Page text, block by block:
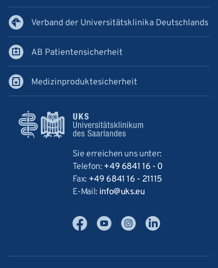
Verband der Universitätsklinika Deutschlands
AB Patientensicherheit
Medizinproduktesicherheit
Sie erreichen uns unter:
Telefon:+49 6841 16 - 0
Fax: +49 6841 16 - 21115
E-Mail: info ukseu